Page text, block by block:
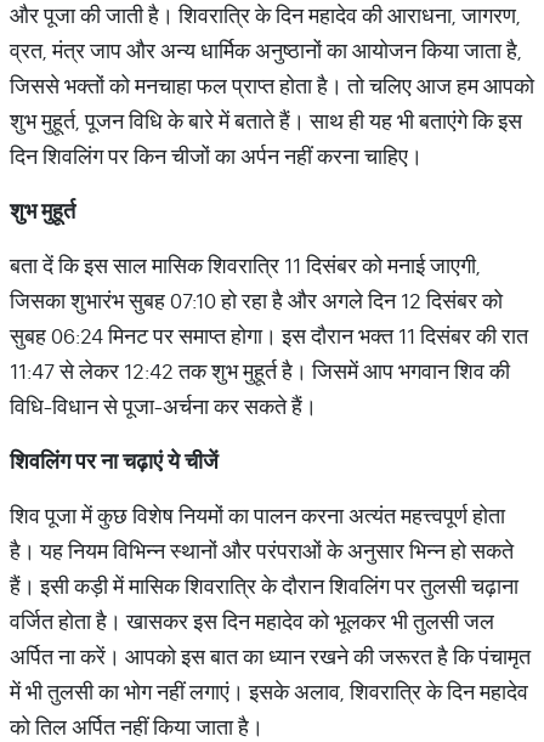
और पूजा की जाती है। शिवरात्रि के दिन महादेव की आराधना, जागरण,
व्रत, मंत्र जाप और अन्य धार्मिक अनुष्ठानों का आयोजन किया जाता है,
जिससे भक्तों को मनचाहा फल प्राप्त होता है। तो चलिए आज हम आपको
शुभ मुहूर्त, पूजन विधि के बारे में बताते हैं। साथ ही यह भी बताएंगे कि इस
दिन शिवलिंग पर किन चीजों का अर्पन नहीं करना चाहिए।
शुभमुहूर्त
बता दें कि इस साल मासिक शिवरात्रि 11 दिसंबर को मनाई जाएगी,
जिसका शुभारंभ सुबह 07:10 हो रहा है और अगले दिन 12 दिसंबर को
सुबह 06:24 मिनट पर समाप्त होगा। इस दौरान भक्त 11 दिसंबर की रात
11:47 से लेकर 12:42 तक शुभ मुहूर्त है। जिसमें आप भगवान शिव की
विधि-विधान से पूजा-अर्चना कर सकते हैं।
शिवलिंगपरनाचढ़ाएंयेचीजें
शिव पूजा में कुछ विशेष नियमों का पालन करना अत्यंत महत्त्वपूर्ण होता
है। यह नियम विभिन्न स्थानों और परंपराओं के अनुसार भिन्न हो सकते
हैं। इसी कड़ी में मासिक शिवरात्रि के दौरान शिवलिंग पर तुलसी चढ़ाना
वर्जित होता है। खासकर इस दिन महादेव को भूलकर भी तुलसी जल
अर्पित ना करें। आपको इस बात का ध्यान रखने की जरूरत है कि पंचामृत
में भी तुलसी का भोग नहीं लगाएं। इसके अलाव, शिवरात्रि के दिन महादेव
को तिल अर्पित नहीं किया जाता है।